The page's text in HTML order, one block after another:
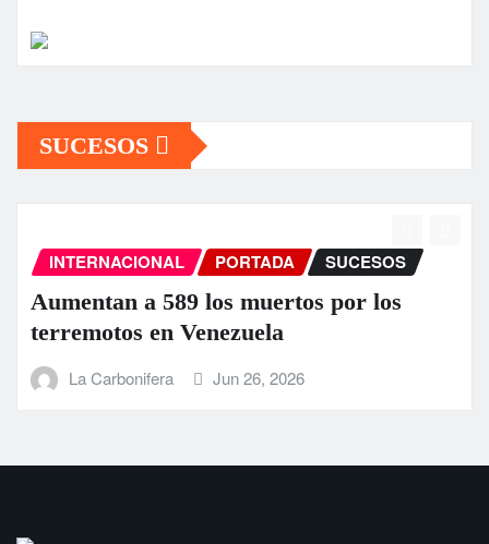
SUCESOS
INTERNACIONAL PORTADA SUCESOS
Aumentan a 589 los muertos por los
terremotos en Venezuela
La Carbonifera Jun 26, 2026